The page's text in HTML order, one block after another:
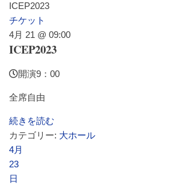
ICEP2023
チケット
4月 21 @ 09:00
ICEP2023
開演9：00
全席自由
続きを読む
カテゴリー: 大ホール
4月
23
日